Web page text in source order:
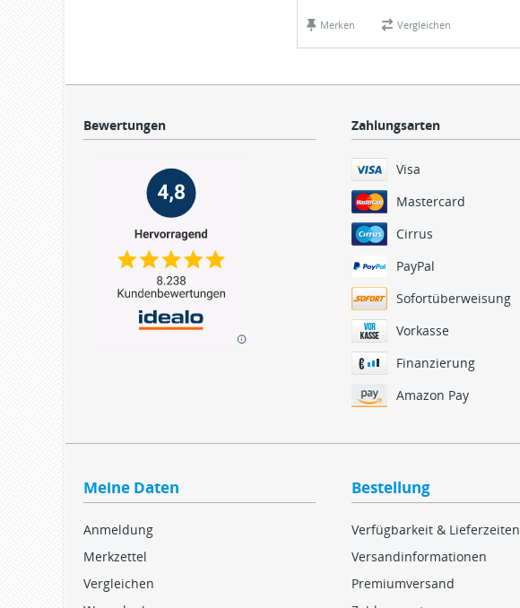
Merken Vergleichen
Bewertungen Zahlungsarten
Visa
Mastercard
Cirrus
PayPal
Sofortüberweisung
Vorkasse
Finanzierung
Amazon Pay
Meine Daten
Anmeldung
Merkzettel
Vergleichen
Bestellung
Verfügbarkeit & Lieferzeiten
Versandinformationen
Premiumversand